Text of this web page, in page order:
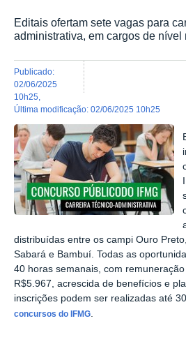
Editais ofertam sete vagas para
administrativa, em cargos de nível
publicado:
02/06/2025
10h25
última modificação: 02/06/2025 10h25
distribuídas entre os campi Ouro
Sabará e Bambuí. Todas as
40 horas semanais, com
R$5.967, acrescida de benefícios e
inscrições podem ser realizadas até
concursos do IFMG.